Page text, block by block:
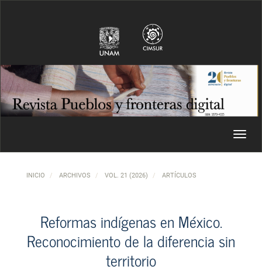
INICIO ARCHIVOS VOL. 21 (2026) ARTÍCULOS
Reformas indígenas en México.
Reconocimiento de la diferencia sin
territorio